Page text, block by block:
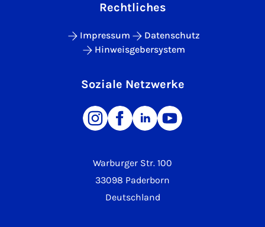
Warburger Str. 100
33098 Paderborn
Deutschland
Rechtliches
Impressum
Datenschutz
Hinweisgebersystem
Soziale Netzwerke